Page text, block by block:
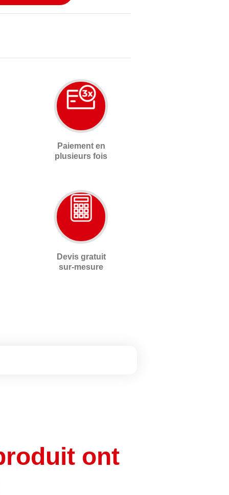
Paiement en
plusieurs fois
Devis gratuit
sur-mesure
ont